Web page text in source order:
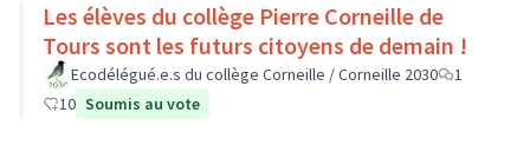
Les élèves du collège Pierre Corneille de
Tours sont les futurs citoyens de demain !
Ecodélégué.e.s du collège Corneille / Corneille 2030
1
10 Soumis au vote